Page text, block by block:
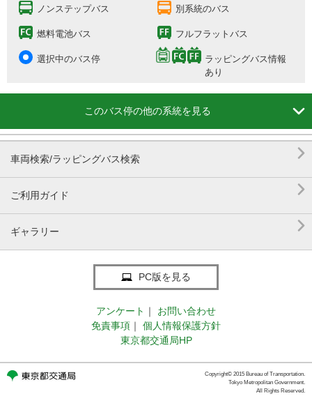
ノンステップバス 別系統のバス
燃料電池バス フルフラットバス
選択中のバス停
ラッピングバス情報
あり
このバス停の他の系統を見る 
車両検索/ラッピングバス検索 
ご利用ガイド 
ギャラリー 
PC版を見る
アンケート ｜
お問い合わせ
免責事項 ｜
個人情報保護方針
東京都交通局HP
Copyright© 2015 Bureau of Transportation.
Tokyo Metropolitan Government.
All Rights Reserved.